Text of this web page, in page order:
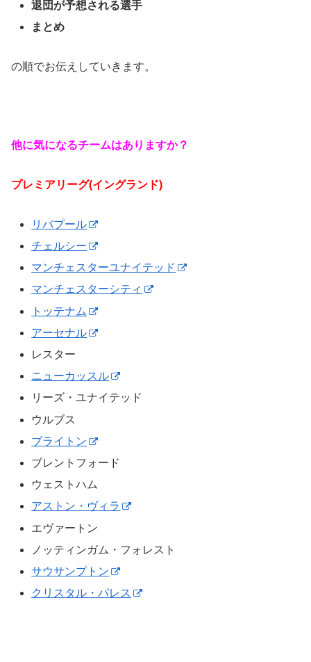
退団が予想される選手
まとめ
の順でお伝えしていきます。
他に気になるチームはありますか？
プレミアリーグ(イングランド)
リバプール
チェルシー
マンチェスターユナイテッド
マンチェスターシティ
トッテナム
アーセナル
レスター
ニューカッスル
リーズ・ユナイテッド
ウルブス
ブライトン
ブレントフォード
ウェストハム
アストン・ヴィラ
エヴァートン
ノッティンガム・フォレスト
サウサンプトン
クリスタル・パレス